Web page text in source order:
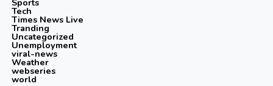
Tech
Times News Live
Tranding
Uncategorized
Unemployment
viral-news
Weather
webseries
world